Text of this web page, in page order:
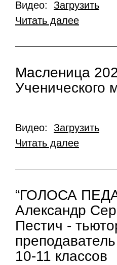
Видео: Загрузить
Читать далее
Масленица
Ученического
Видео: Загрузить
Читать далее
“ГОЛОСА
Александр
Пестич -
10-11 классов